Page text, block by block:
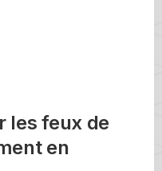
les feux de
en